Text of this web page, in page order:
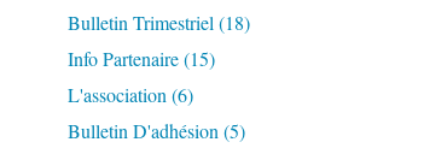
Bulletin Trimestriel (18)
Info Partenaire(15)
L'association (6)
Bulletin D'adhésion (5)